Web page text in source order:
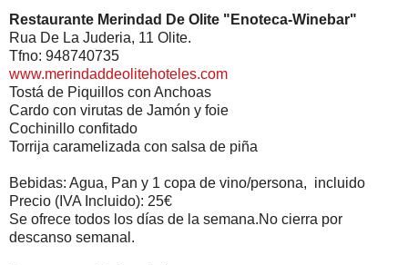
Restaurante Merindad De Olite "Enoteca-Winebar"
Rua De La Juderia, 11 Olite.
Tfno: 948740735
www.merindaddeolitehoteles.com
Tostá de Piquillos con Anchoas
Cardo con virutas de Jamón y foie
Cochinillo confitado
Torrija caramelizada con salsa de piña
Bebidas: Agua, Pan y 1 copa de vino/persona, incluido
Precio (IVA Incluido): 25€
Se ofrece todos los días de la semana.No cierra por
descanso semanal.